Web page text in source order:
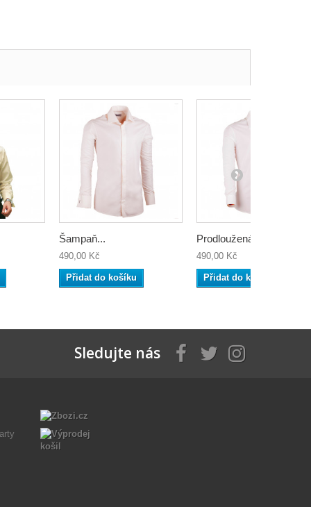
Šampaň...
490,00 Kč
Přidat do košíku
Prodloužená...
490,00 Kč
Přidat do košíku
Sledujte nás